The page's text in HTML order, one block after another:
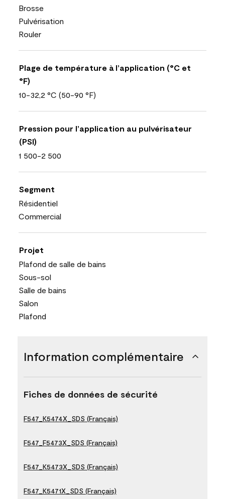
Brosse
Pulvérisation
Rouler
Plage de température à l’application (°C et
°F)
10-32,2 °C (50-90 °F)
Pression pour l’application au pulvérisateur
(PSI)
1 500-2 500
Segment
Résidentiel
Commercial
Projet
Plafond de salle de bains
Sous-sol
Salle de bains
Salon
Plafond
Information complémentaire
Fiches de données de sécurité
F547_K5474X_SDS (Français)
F547_F5473X_SDS (Français)
F547_K5473X_SDS (Français)
F547_K5471X_SDS (Français)